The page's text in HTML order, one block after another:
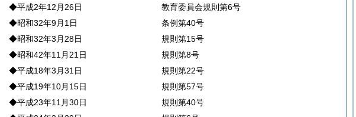
◆平成2年12月26日
教育委員会規則第6号
◆昭和32年9月1日
条例第40号
◆昭和32年3月28日
規則第15号
◆昭和42年11月21日
規則第8号
◆平成18年3月31日
規則第22号
◆平成19年10月15日
規則第57号
◆平成23年11月30日
規則第40号